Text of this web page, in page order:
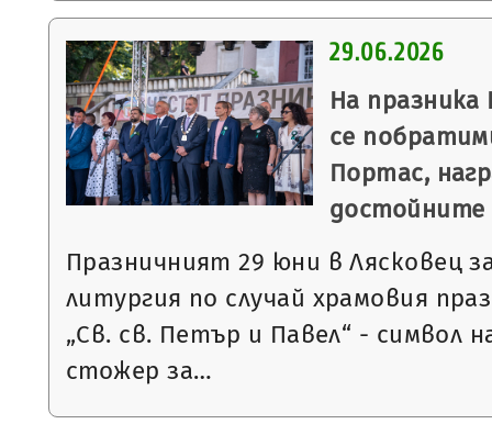
29.06.2026
На
се
Портас,
достойните
Празничният 29 юни в Лясковец
литургия по случай храмовия
„Св. св. Петър и Павел“ - символ
стожер за…